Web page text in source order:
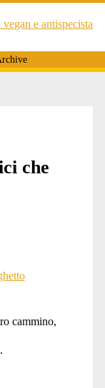
che
cammino,